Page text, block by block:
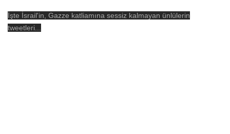
İşte İsrail'in, Gazze katliamına sessiz kalmayan ünlülerin
tweetleri...